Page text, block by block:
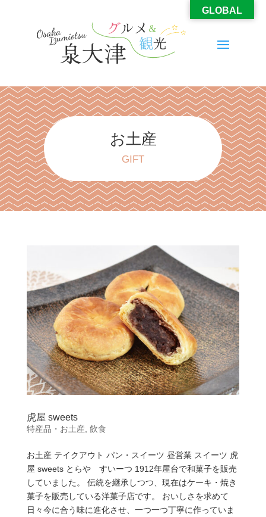
お土産
GIFT
虎屋 sweets
特産品・お土産, 飲食
お土産 テイクアウト パン・スイーツ 昼営業 スイーツ 虎
屋 sweets とらや すいーつ 1912年屋台で和菓子を販売
していました。 伝統を継承しつつ、現在はケーキ・焼き
菓子を販売している洋菓子店です。 おいしさを求めて
日々今に合う味に進化させ、一つ一つ丁寧に作っていま
GLOBAL